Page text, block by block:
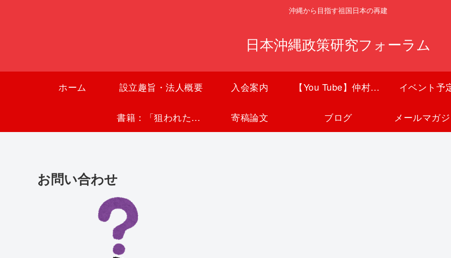
沖縄から目指す祖国日本の再建
日本沖縄政策研究フォーラム
ホーム 設立趣旨・法人概要 入会案内 【You Tube】仲村覚チャンネル イベント予
書籍：「狙われた沖縄〜真実の沖縄史が日本を救う〜」 寄稿論文 ブログ メールマガ
お問い合わせ